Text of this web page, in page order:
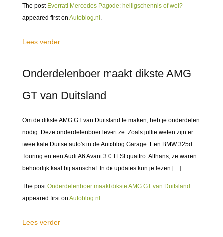
The post Everrati Mercedes Pagode: heiligschennis of wel?
appeared first on Autoblog.nl .
Lees verder
Onderdelenboer maakt dikste AMG
GT van Duitsland
Om de dikste AMG GT van Duitsland te maken, heb je onderdelen
nodig. Deze onderdelenboer levert ze. Zoals jullie weten zijn er
twee kale Duitse auto's in de Autoblog Garage. Een BMW 325d
Touring en een Audi A6 Avant 3.0 TFSI quattro. Althans, ze waren
behoorlijk kaal bij aanschaf. In de updates kun je lezen […]
The postOnderdelenboer maakt dikste AMG GT van Duitsland
appeared first on Autoblog.nl .
Lees verder